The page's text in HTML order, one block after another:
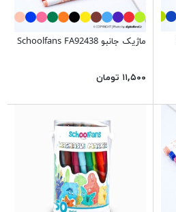
ماژیک جانبو Schoolfans FA92438
۱۱,۵۰۰ تومان